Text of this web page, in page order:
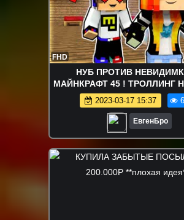
FHD
НУБ ПРОТИВ
МАЙНКРАФТ 45 ! ТРОЛЛИНГ
MINECRAFT
2023-03-17 15:37
ЕвгенБро